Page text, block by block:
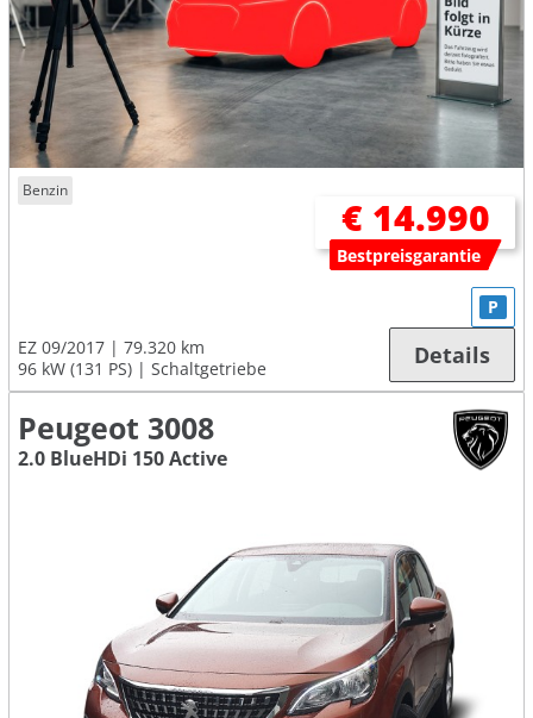
Benzin
€ 14.990
Bestpreisgarantie
EZ 09/2017
79.320 km
96 kW (131 PS)
Schaltgetriebe
P
Details
Peugeot 3008
2.0 BlueHDi 150 Active